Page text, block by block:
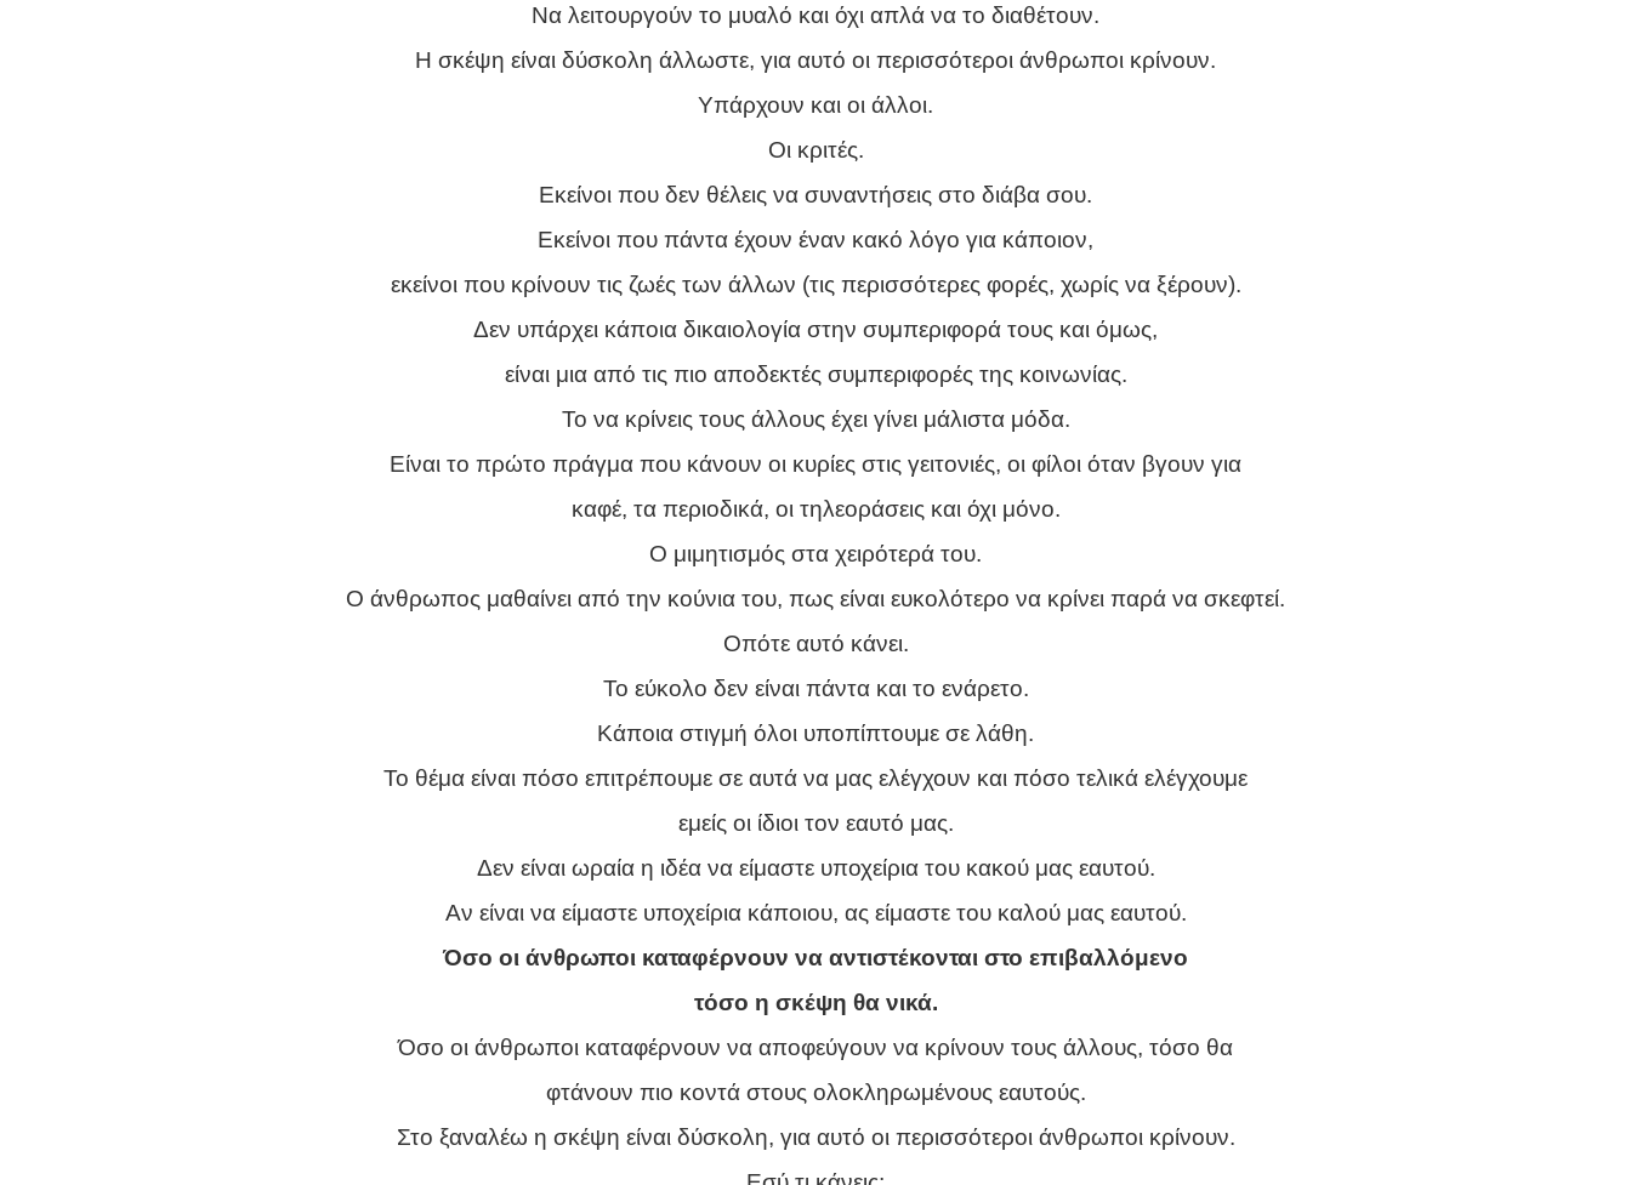
Να λειτουργούν το μυαλό και όχι απλά να το διαθέτουν.
Η σκέψη είναι δύσκολη άλλωστε, για αυτό οι περισσότεροι άνθρωποι κρίνουν.
Υπάρχουν και οι άλλοι.
Οι κριτές.
Εκείνοι που δεν θέλεις να συναντήσεις στο διάβα σου.
Εκείνοι που πάντα έχουν έναν κακό λόγο για κάποιον,
εκείνοι που κρίνουν τις ζωές των άλλων (τις περισσότερες φορές, χωρίς να ξέρουν).
Δεν υπάρχει κάποια δικαιολογία στην συμπεριφορά τους και όμως,
είναι μια από τις πιο αποδεκτές συμπεριφορές της κοινωνίας.
Το να κρίνεις τους άλλους έχει γίνει μάλιστα μόδα.
Είναι το πρώτο πράγμα που κάνουν οι κυρίες στις γειτονιές, οι φίλοι όταν βγουν για
καφέ, τα περιοδικά, οι τηλεοράσεις και όχι μόνο.
Ο μιμητισμός στα χειρότερά του.
Ο άνθρωπος μαθαίνει από την κούνια του, πως είναι ευκολότερο να κρίνει παρά να σκεφτεί.
Οπότε αυτό κάνει.
Το εύκολο δεν είναι πάντα και το ενάρετο.
Κάποια στιγμή όλοι υποπίπτουμε σε λάθη.
Το θέμα είναι πόσο επιτρέπουμε σε αυτά να μας ελέγχουν και πόσο τελικά ελέγχουμε
εμείς οι ίδιοι τον εαυτό μας.
Δεν είναι ωραία η ιδέα να είμαστε υποχείρια του κακού μας εαυτού.
Αν είναι να είμαστε υποχείρια κάποιου, ας είμαστε του καλού μας εαυτού.
Όσο οι άνθρωποι καταφέρνουν να αντιστέκονται στο επιβαλλόμενο
τόσο η σκέψη θα νικά.
Όσο οι άνθρωποι καταφέρνουν να αποφεύγουν να κρίνουν τους άλλους, τόσο θα
φτάνουν πιο κοντά στους ολοκληρωμένους εαυτούς.
Στο ξαναλέω η σκέψη είναι δύσκολη, για αυτό οι περισσότεροι άνθρωποι κρίνουν.